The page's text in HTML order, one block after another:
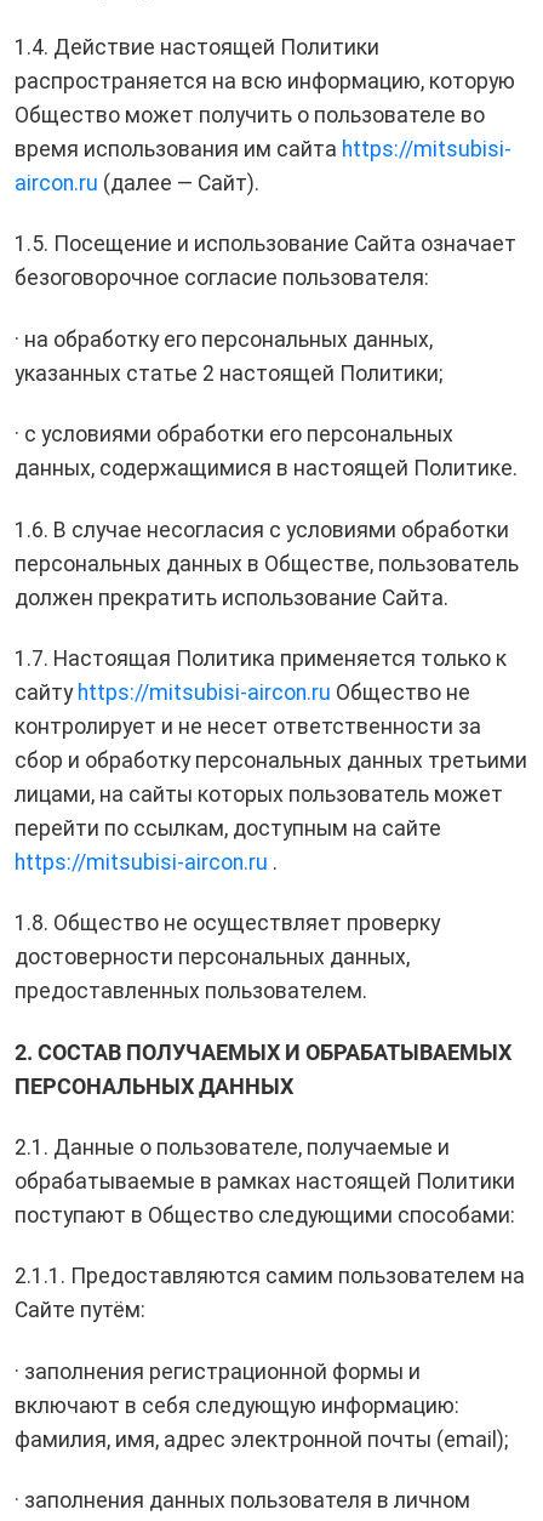
1.4. Действие настоящей Политики
распространяется на всю информацию, которую
Общество может получить о пользователе во
время использования им сайта https://mitsubisi-
aircon.ru (далее — Сайт).
1.5. Посещение и использование Сайта означает
безоговорочное согласие пользователя:
· на обработку его персональных данных,
указанных статье 2 настоящей Политики;
· с условиями обработки его персональных
данных, содержащимися в настоящей Политике.
1.6. В случае несогласия с условиями обработки
персональных данных в Обществе, пользователь
должен прекратить использование Сайта.
1.7. Настоящая Политика применяется только к
сайту https://mitsubisi-aircon.ru Общество не
контролирует и не несет ответственности за
сбор и обработку персональных данных третьими
лицами, на сайты которых пользователь может
перейти по ссылкам, доступным на сайте
https://mitsubisi-aircon.ru .
1.8. Общество не осуществляет проверку
достоверности персональных данных,
предоставленных пользователем.
2. СОСТАВ ПОЛУЧАЕМЫХ И ОБРАБАТЫВАЕМЫХ
ПЕРСОНАЛЬНЫХ ДАННЫХ
2.1. Данные о пользователе, получаемые и
обрабатываемые в рамках настоящей Политики
поступают в Общество следующими способами:
2.1.1. Предоставляются самим пользователем на
Сайте путём:
· заполнения регистрационной формы и
включают в себя следующую информацию:
фамилия, имя, адрес электронной почты (email);
· заполнения данных пользователя в личном